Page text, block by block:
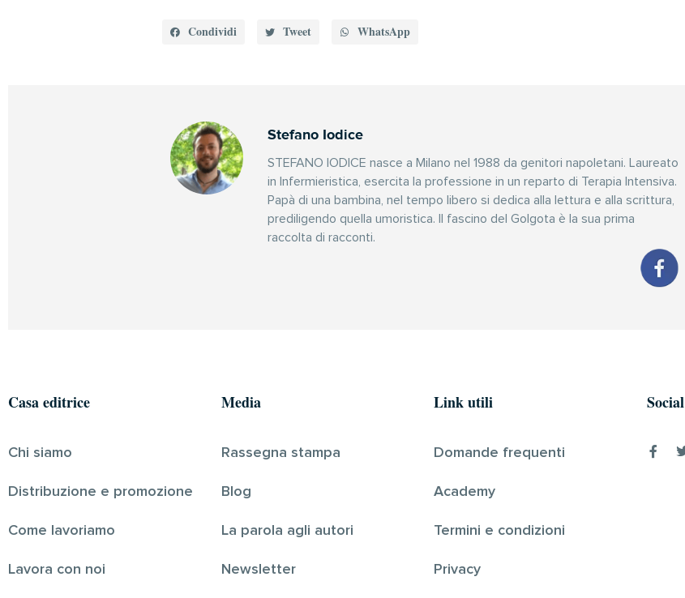
Condividi Tweet WhatsApp
Stefano Iodice
STEFANO IODICE nasce a Milano nel 1988 da genitori napoletani. Laureato
in Infermieristica, esercita la professione in un reparto di Terapia Intensiva.
Papà di una bambina, nel tempo libero si dedica alla lettura e alla scrittura,
prediligendo quella umoristica. Il fascino del Golgota è la sua prima
raccolta di racconti.
Casa editrice
Chi siamo
Distribuzione e promozione
Come lavoriamo
Lavora con noi
Media
Rassegna stampa
Blog
La parola agli autori
Newsletter
Link utili
Domande frequenti
Academy
Termini e condizioni
Privacy
Social